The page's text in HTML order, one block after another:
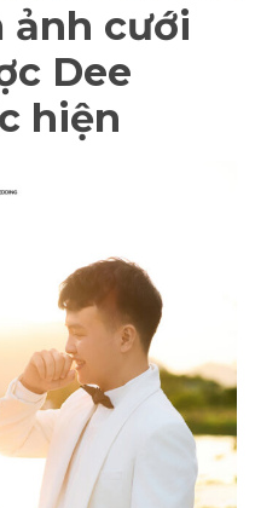
ảnh cưới
Dee
hiện